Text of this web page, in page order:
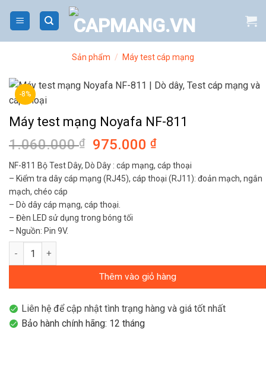
Sản phẩm / Máy test cáp mạng
-8%
Máy test mạng Noyafa NF-811
1.060.000₫
Giá
gốc
là:
1.060.000 ₫.
975.000₫Giá
hiện
tại
là:
NF-811 Bộ Test Dây, Dò Dây : cáp mạng, cáp thoại
– Kiểm tra dây cáp mạng (RJ45), cáp thoại (RJ11): đoản mạch, ngắn
mạch, chéo cáp
– Dò dây cáp mạng, cáp thoại.
– Đèn LED sử dụng trong bóng tối
– Nguồn: Pin 9V.
Máy test mạng Noyafa NF-811 số lượng
Thêm vào giỏ hàng
Liên hệ để cập nhật tình trạng hàng và giá tốt nhất
Bảo hành chính hãng: 12 tháng